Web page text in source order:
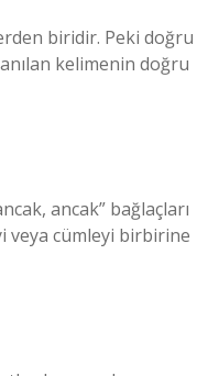
biridir. Peki doğru
kelimenin doğru
ancak” bağlaçları
veya cümleyi birbirine